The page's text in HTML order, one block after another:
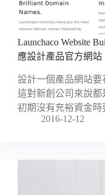
Launchaco Website
應設計產品官方網站
設計一個產品網站要
這對新創公司來說都
初期沒有充裕資金
2016-12-12